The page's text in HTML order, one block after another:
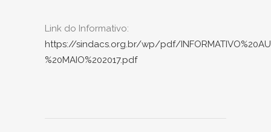
Link do Informativo:
https://sindacs.org.br/wp/pdf/
%20MAIO%202017.pdf